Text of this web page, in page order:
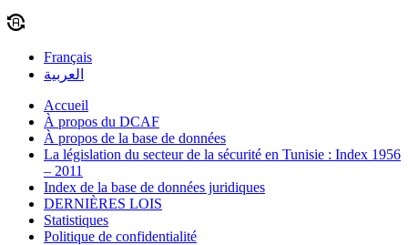
Français
العربية
Accueil
À propos du DCAF
À propos de la base de données
La législation du secteur de la sécurité en Tunisie : Index 1956
– 2011
Index de la base de données juridiques
DERNIÈRES LOIS
Statistiques
Politique de confidentialité